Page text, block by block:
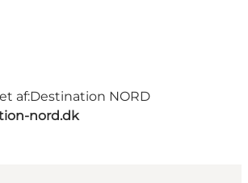
af:Destination NORD
nord.dk